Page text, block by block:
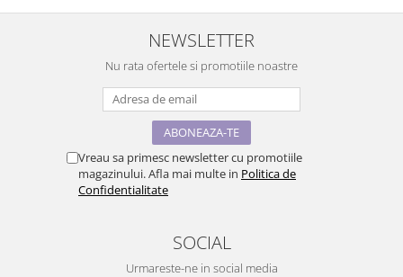
NEWSLETTER
Nu rata ofertele si promotiile noastre
Vreau sa primesc newsletter cu promotiile
magazinului. Afla mai multe in Politica de
Confidentialitate
SOCIAL
Urmareste-ne in social media